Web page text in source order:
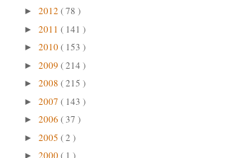
► 2012 ( 78 )
► 2011 ( 141 )
► 2010( 153 )
► 2009 ( 214 )
► 2008 ( 215 )
► 2007 ( 143 )
► 2006 ( 37 )
► 2005 ( 2 )
►